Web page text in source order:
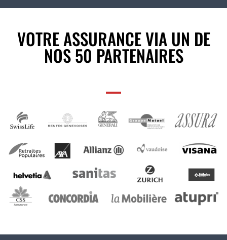
VOTRE ASSURANCE VIA UN DE
NOS 50 PARTENAIRES